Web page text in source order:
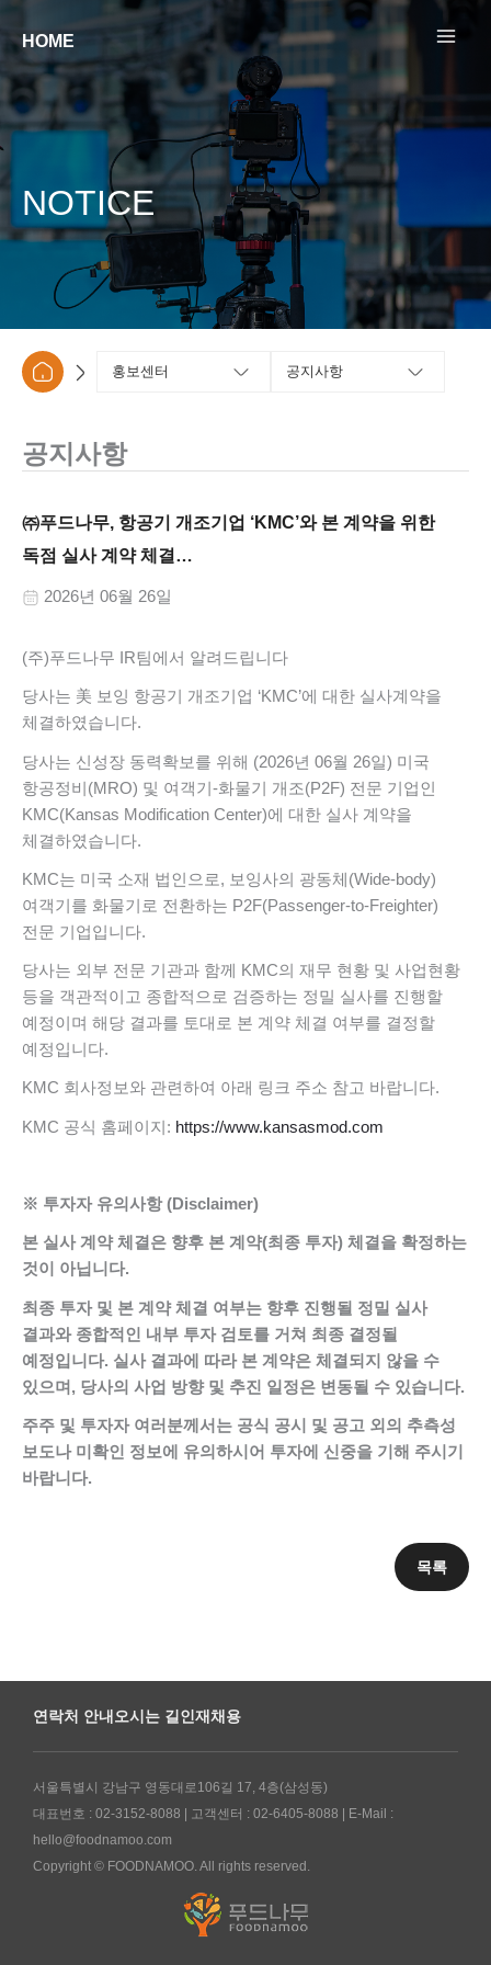
건너뛰기
HOME
NOTICE
홍보센터 공지사항
공지사항
㈜푸드나무, 항공기 개조기업 ‘KMC’와 본 계약을 위한
독점 실사 계약 체결…
2026년 06월 26일
(주)푸드나무 IR팀에서 알려드립니다
당사는 美 보잉 항공기 개조기업 ‘KMC’에 대한 실사계약을
체결하였습니다.
당사는 신성장 동력확보를 위해 (2026년 06월 26일) 미국
항공정비(MRO) 및 여객기-화물기 개조(P2F) 전문 기업인
KMC(Kansas Modification Center)에 대한 실사 계약을
체결하였습니다.
KMC는 미국 소재 법인으로, 보잉사의 광동체(Wide-body)
여객기를 화물기로 전환하는 P2F(Passenger-to-Freighter)
전문 기업입니다.
당사는 외부 전문 기관과 함께 KMC의 재무 현황 및 사업현황
등을 객관적이고 종합적으로 검증하는 정밀 실사를 진행할
예정이며 해당 결과를 토대로 본 계약 체결 여부를 결정할
예정입니다.
KMC 회사정보와 관련하여 아래 링크 주소 참고 바랍니다.
KMC 공식 홈페이지: https://www.kansasmod.com
※ 투자자 유의사항 (Disclaimer)
​본 실사 계약 체결은 향후 본 계약(최종 투자) 체결을 확정하는
것이 아닙니다.
​최종 투자 및 본 계약 체결 여부는 향후 진행될 정밀 실사
결과와 종합적인 내부 투자 검토를 거쳐 최종 결정될
예정입니다. 실사 결과에 따라 본 계약은 체결되지 않을 수
있으며, 당사의 사업 방향 및 추진 일정은 변동될 수 있습니다.
​주주 및 투자자 여러분께서는 공식 공시 및 공고 외의 추측성
보도나 미확인 정보에 유의하시어 투자에 신중을 기해 주시기
바랍니다.
목록
연락처 안내 오시는 길 인재채용
서울특별시 강남구 영동대로106길 17, 4층(삼성동)
대표번호 : 02-3152-8088 | 고객센터 : 02-6405-8088 | E-Mail :
hello@foodnamoo.com
Copyright © FOODNAMOO. All rights reserved.